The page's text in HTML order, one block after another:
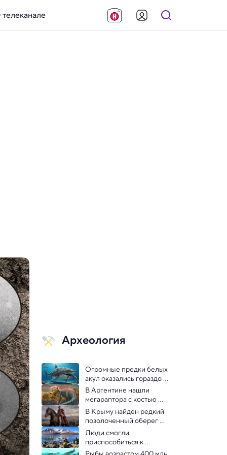
Археология
Огромные предки белых
акул оказались гораздо
древнее, чем думали
палеонтологи
В Аргентине нашли
мегараптора с костью
крокодила во рту
В Крыму найден редкий
позолоченный оберег
древнеримского воина
Люди смогли
приспособиться к
высокогорью и заселить